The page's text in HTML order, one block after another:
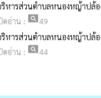
ริหารส่วนตำบลหนองหญ้าป
ดอ่าน : pageview49
ริหารส่วนตำบลหนองหญ้าป
ดอ่าน : pageview44